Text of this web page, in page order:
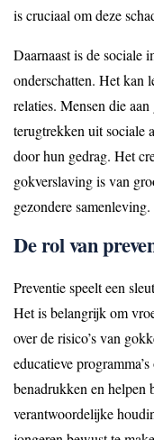
is cruciaal om deze
Daarnaast is de sociale
onderschatten. Het kan
relaties. Mensen die
terugtrekken uit sociale
door hun gedrag. Het
gokverslaving is van
gezondere samenleving.
De rol van
Preventie speelt een
Het is belangrijk om
over de risico’s van
educatieve
benadrukken en helpen
verantwoordelijke